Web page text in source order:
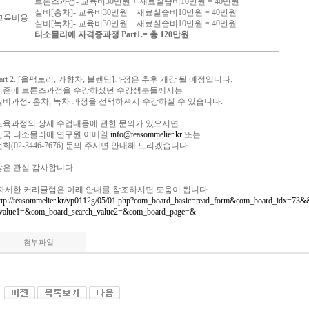
육비용
실버[홍차]- 교육비30만원 + 재료실습비10만원 = 40만원
실버[녹차]- 교육비30만원 + 재료실습비10만원 = 40만원
티소믈리에 자격증과정 Part1.= 총 120만원
2. [올팩토리, 가향차, 블렌딩]과정은 추후 개강 될 예정입니다.
존에 브론즈과정을 수강하셨던 수강생분들께서는
버과정- 홍차, 녹차 과정을 선택하셔서 수강하실 수 있습니다.
육과정의 상세 수업내용에 관한 문의가 있으시면
국 티소믈리에 연구원 이메일 info@teasommelier.kr 또는
화(02-3446-7676) 문의 주시면 안내해 드리겠습니다.
은 관심 감사합니다.
세한 커리큘럼은 아래 안내를 참조하시면 도움이 됩니다.
teasommelier.kr/vp0112g/05/
첨부파일